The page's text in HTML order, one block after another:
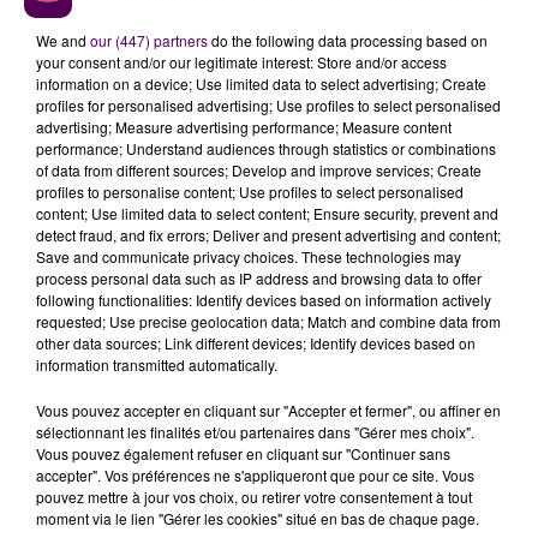
tard.
À LA UNE
31 juillet 2026
Gagnez vos entrées à Terra Botanica !
11 juillet 2026
Inscrivez-vous au casting The Voice & The Voice
Kids !
6 août 2026
la fermeture d'une...
We and our (447) partnersdo the following data processing based on
your consent and/or our legitimate interest: Store and/or access
information on a device; Use limited data to select advertising; Create
profiles for personalised advertising; Use profiles to select personalised
advertising; Measure advertising performance; Measure content
performance; Understand audiences through statistics or combinations
of data from different sources; Develop and improve services; Create
profiles to personalise content; Use profiles to select personalised
content; Use limited data to select content; Ensure security, prevent and
detect fraud, and fix errors; Deliver and present advertising and content;
Save and communicate privacy choices. These technologies may
process personal data such as IP address and browsing data to offer
following functionalities: Identify devices based on information actively
requested; Use precise geolocation data; Match and combine data from
other data sources; Link different devices; Identify devices based on
information transmitted automatically.
Vous pouvez accepter en cliquant sur "Accepter et fermer", ou affiner en
sélectionnant les finalités et/ou partenaires dans "Gérer mes choix".
Vous pouvez également refuser en cliquant sur "Continuer sans
accepter". Vos préférences ne s'appliqueront que pour ce site. Vous
pouvez mettre à jour vos choix, ou retirer votre consentement à tout
moment via le lien "Gérer les cookies" situé en bas de chaque page.